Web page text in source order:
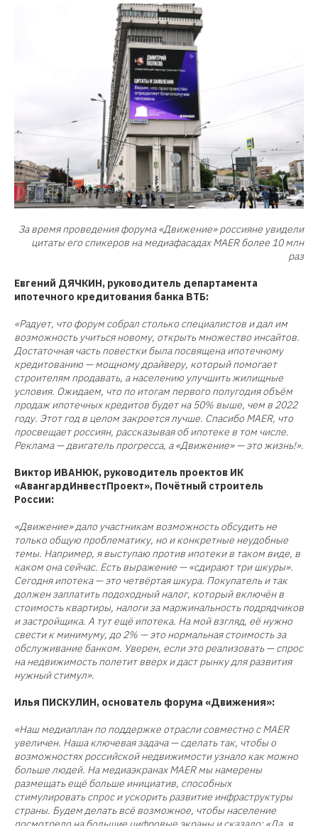
За время проведения форума «Движение» россияне увидели
цитаты его спикеров на медиафасадах MAER более 10 млн
раз
Евгений ДЯЧКИН, руководитель департамента
ипотечного кредитования банка ВТБ:
«Радует, что форум собрал столько специалистов и дал им
возможность учиться новому, открыть множество инсайтов.
Достаточная часть повестки была посвящена ипотечному
кредитованию — мощному драйверу, который помогает
строителям продавать, а населению улучшить жилищные
условия. Ожидаем, что по итогам первого полугодия объём
продаж ипотечных кредитов будет на 50% выше, чем в 2022
году. Этот год в целом закроется лучше. Спасибо MAER, что
просвещает россиян, рассказывая об ипотеке в том числе.
Реклама — двигатель прогресса, а «Движение» — это жизнь!».
Виктор ИВАНЮК, руководитель проектов ИК
«АвангардИнвестПроект», Почётный строитель
России:
«Движение» дало участникам возможность обсудить не
только общую проблематику, но и конкретные неудобные
темы. Например, я выступаю против ипотеки в таком виде, в
каком она сейчас. Есть выражение — «сдирают три шкуры».
Сегодня ипотека — это четвёртая шкура. Покупатель и так
должен заплатить подоходный налог, который включён в
стоимость квартиры, налоги за маржинальность подрядчиков
и застройщика. А тут ещё ипотека. На мой взгляд, её нужно
свести к минимуму, до 2% — это нормальная стоимость за
обслуживание банком. Уверен, если это реализовать — спрос
на недвижимость полетит вверх и даст рынку для развития
нужный стимул».
Илья ПИСКУЛИН, основатель форума «Движения»:
«Наш медиаплан по поддержке отрасли совместно с MAER
увеличен. Наша ключевая задача — сделать так, чтобы о
возможностях российской недвижимости узнало как можно
больше людей. На медиаэкранах MAER мы намерены
размещать ещё больше инициатив, способных
стимулировать спрос и ускорить развитие инфраструктуры
страны. Будем делать всё возможное, чтобы население